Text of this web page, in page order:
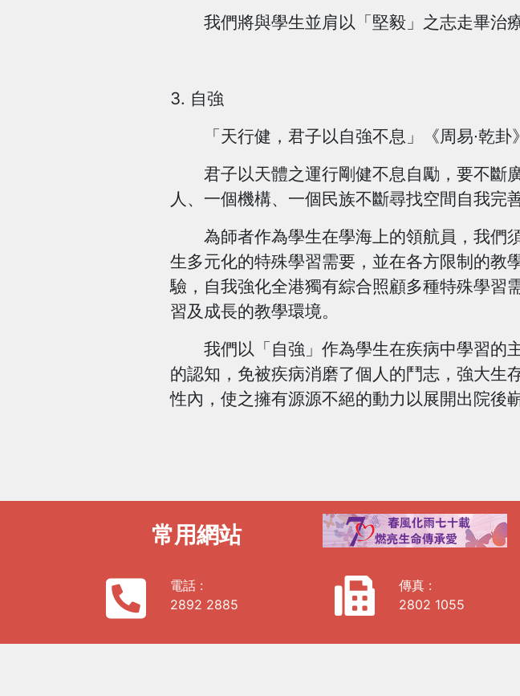
我們將與學生並肩以「堅毅」之志走畢治療
3. 自強
「天行健，君子以自強不息」《周易∙乾卦》
君子以天體之運行剛健不息自勵，要不斷
人、一個機構、一個民族不斷尋找空間自我完
為師者作為學生在學海上的領航員，我們
生多元化的特殊學習需要，並在各方限制的教
驗，自我強化全港獨有綜合照顧多種特殊學習
習及成長的教學環境。
我們以「自強」作為學生在疾病中學習的
的認知，免被疾病消磨了個人的鬥志，強大生
性內，使之擁有源源不絕的動力以展開出院後
常用網站
電話 :
2892 2885
傳真 :
2802 1055